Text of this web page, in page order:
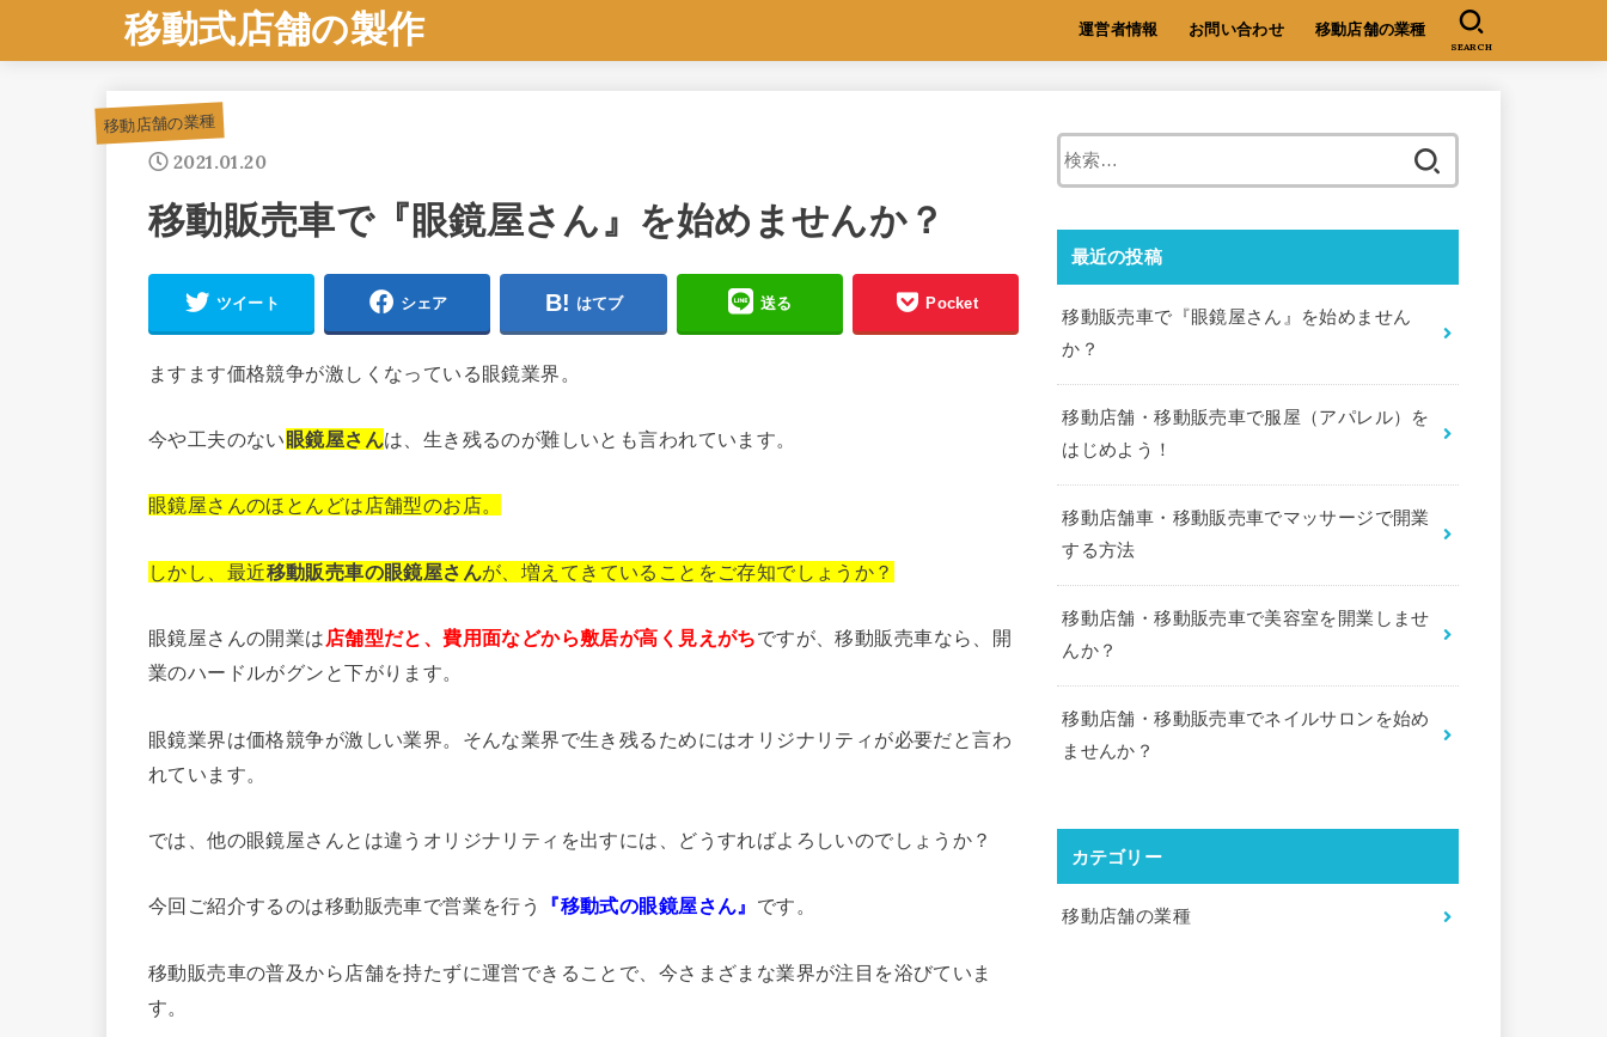
移動式店舗の製作 運営者情報 お問い合わせ 移動店舗の業種
SEARCH
移動店舗の業種
2021.01.20
移動販売車で『眼鏡屋さん』を始めませんか？
ツイート シェア はてブ 送る Pocket
ますます価格競争が激しくなっている眼鏡業界。
今や工夫のない 眼鏡屋さんは、生き残るのが難しいとも言われています。
眼鏡屋さんのほとんどは店舗型のお店。
しかし 、最近移動販売車の眼鏡屋さんが、増えてきていることをご存知でしょうか？
眼鏡屋さんの開業は 店舗型だと、費用面などから敷居が高く見えがちですが、移動販売車なら、開
業のハードルがグンと下がります。
眼鏡業界は価格競争が激しい業界。そんな業界で生き残るためにはオリジナリティが必要だと言わ
れています。
では、他の眼鏡屋さんとは違うオリジナリティを出すには、どうすればよろしいのでしょうか？
今回ご紹介するのは移動販売車で営業を行う 『移動式の眼鏡屋さん』 です。
移動販売車の普及から店舗を持たずに運営できることで、今さまざまな業界が注目を浴びていま
す。
最近の投稿
移動販売車で『眼鏡屋さん』を始めません
か？
移動店舗・移動販売車で服屋（アパレル）を
はじめよう！
移動店舗車・移動販売車でマッサージで開業
する方法
移動店舗・移動販売車で美容室を開業しませ
んか？
移動店舗・移動販売車でネイルサロンを始め
ませんか？
カテゴリー
移動店舗の業種